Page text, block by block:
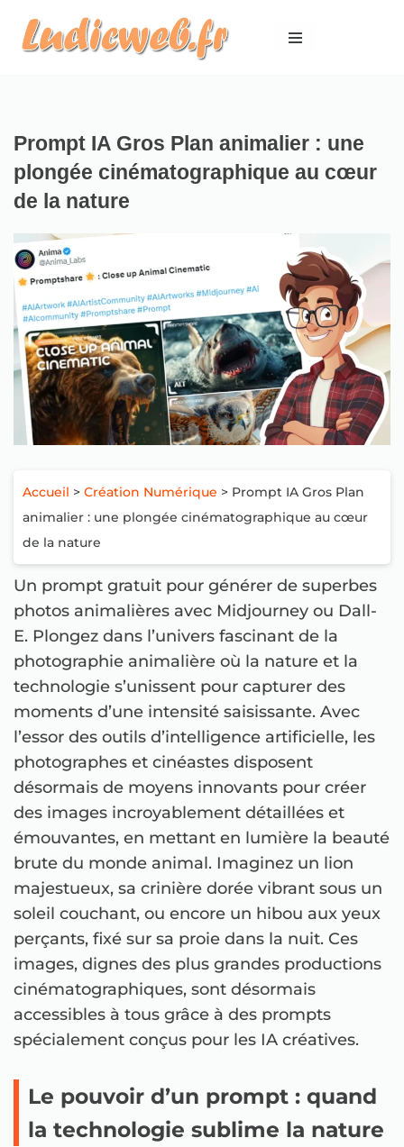
Aller
Prompt IA Gros Plan animalier : une
plongée cinématographique au cœur
de la nature
Accueil > Création Numérique > Prompt IA Gros Plan
animalier : une plongée cinématographique au cœur
de la nature
Un prompt gratuit pour générer de superbes
photos animalières avec Midjourney ou Dall-
E. Plongez dans l’univers fascinant de la
photographie animalière où la nature et la
technologie s’unissent pour capturer des
moments d’une intensité saisissante. Avec
l’essor des outils d’intelligence artificielle, les
photographes et cinéastes disposent
désormais de moyens innovants pour créer
des images incroyablement détaillées et
émouvantes, en mettant en lumière la beauté
brute du monde animal. Imaginez un lion
majestueux, sa crinière dorée vibrant sous un
soleil couchant, ou encore un hibou aux yeux
perçants, fixé sur sa proie dans la nuit. Ces
images, dignes des plus grandes productions
cinématographiques, sont désormais
accessibles à tous grâce à des prompts
spécialement conçus pour les IA créatives.
Le pouvoir d’un prompt : quand
la technologie sublime la nature